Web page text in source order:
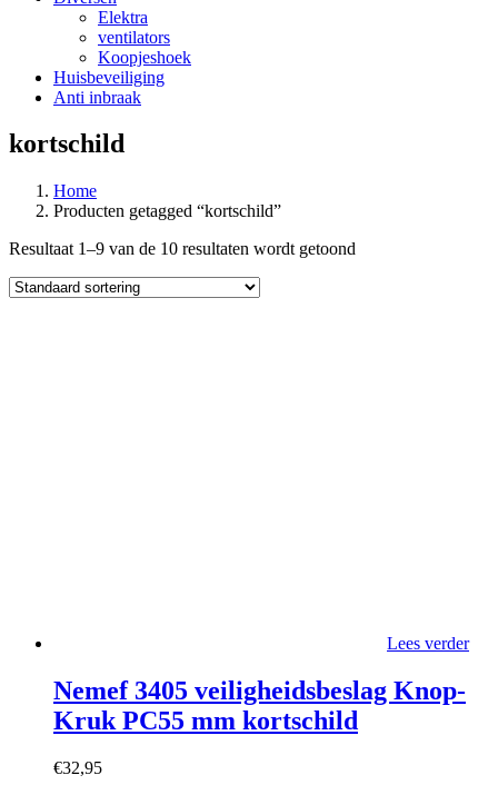
Elektra
ventilators
Koopjeshoek
Huisbeveiliging
Anti inbraak
kortschild
Home
Producten getagged “kortschild”
Resultaat 1–9 van de 10 resultaten wordt getoond
Lees verder
Nemef 3405 veiligheidsbeslag Knop-
Kruk PC55 mm kortschild
€32,95